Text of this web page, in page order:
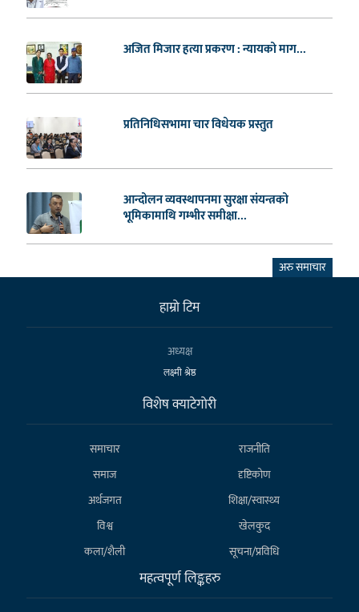
अजित मिजार हत्या प्रकरण : न्यायको माग...
प्रतिनिधिसभामा चार विधेयक प्रस्तुत
आन्दोलन व्यवस्थापनमा सुरक्षा संयन्त्रको
भूमिकामाथि गम्भीर समीक्षा...
अरु समाचार
हाम्राे टिम
अध्यक्ष
लक्ष्मी श्रेष्ठ
विशेष क्याटेगाेरी
समाचार
राजनीति
समाज
दृष्टिकोण
अर्थजगत
शिक्षा/स्वास्थ्य
विश्व
खेलकुद
कला/शैली
सूचना/प्रविधि
महत्वपूर्ण लिङ्कहरु